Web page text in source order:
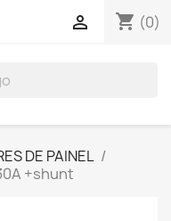
shopping_cart (0)

DE PAINEL
+shunt